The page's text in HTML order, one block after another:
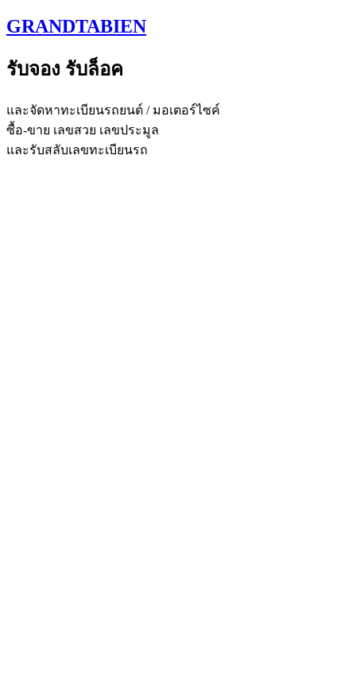
Skip
to
GRANDTABIEN
รับจอง รับล็อค
และจัดหาทะเบียนรถยนต์ / มอเตอร์ไซค์
ซื้อ-ขาย เลขสวย เลขประมูล
และรับสลับเลขทะเบียนรถ